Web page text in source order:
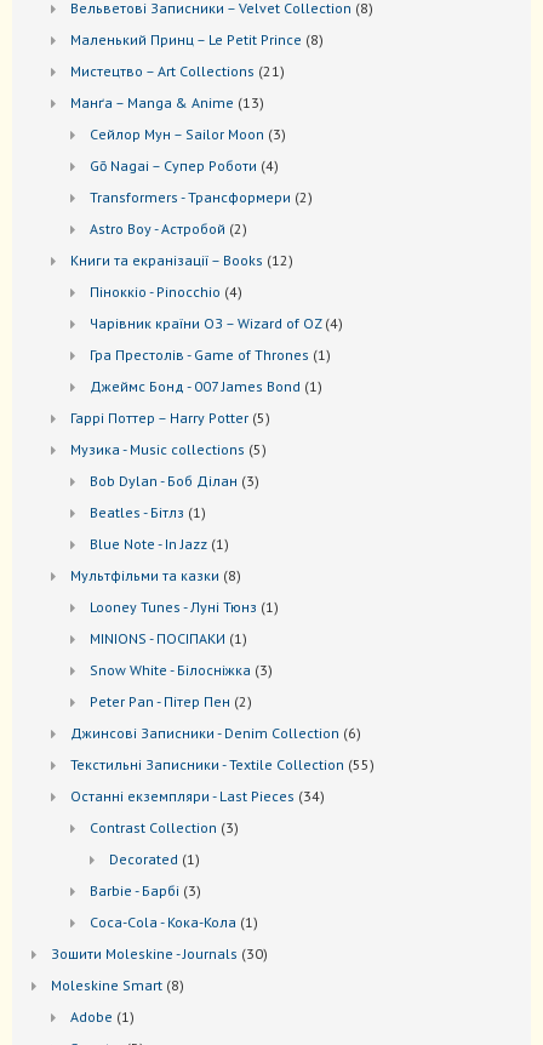
Вельветові Записники – Velvet Collection 88
Маленький Принц – Le Petit Prince 88
Мистецтво – Art Collections 21 21
Манґа – Manga & Anime 1313
Сейлор Мун – Sailor Moon 33
Gō Nagai – Супер Роботи 44
Transformers - Трансформери 22
Astro Boy - Астробой 22
Книги та екранізації – Books 1212
Піноккіо - Pinocchio 44
Чарівник країни ОЗ – Wizard of OZ 44
Гра Престолів - Game of Thrones 1 1
Джеймс Бонд - 007 James Bond 1 1
Гаррі Поттер – Harry Potter 55
Музика - Music collections 55
Bob Dylan - Боб Ділан 33
Beatles - Бітлз 1 1
Blue Note - In Jazz 1 1
Мультфільми та казки 88
Looney Tunes - Луні Тюнз 1 1
MINIONS - ПОСІПАКИ 1 1
Snow White - Білосніжка 33
Peter Pan - Пітер Пен 22
Джинсові Записники - Denim Collection 66
Текстильні Записники - Textile Collection 5555
Останні екземпляри - Last Pieces 3434
Contrast Collection 33
Decorated 1 1
Barbie - Барбі 33
Coca-Cola - Кока-Кола 1 1
Зошити Moleskine - Journals 3030
Моleskine Smart 88
Adobe 1 1